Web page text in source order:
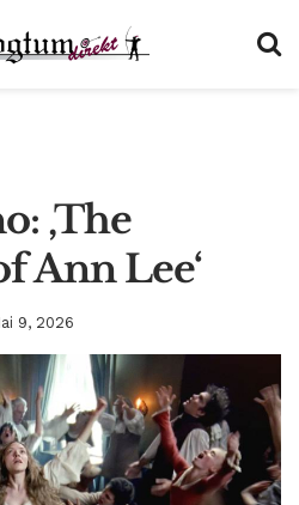
‚The
Ann Lee‘
9, 2026